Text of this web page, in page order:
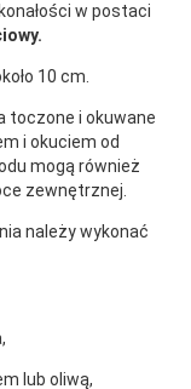
w postaci
10 cm.
toczone i okuwane
i okuciem od
mogą również
zewnętrznej.
należy wykonać
lub oliwą,